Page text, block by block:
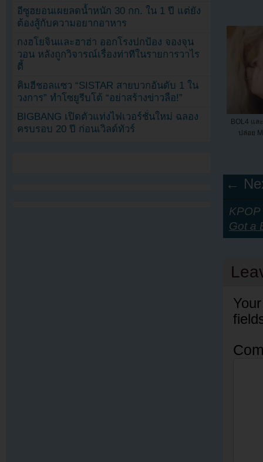
BOL4 แล
ปล่อย
←
Got a
อีซูฮยอนเผยลดน้ำหนัก 30 กก. ใน 1 ปี แต่ยัง
ต้องสู้กับความอยากอาหาร
กงฮโยจินและฮาฮ่า ออกโรงปกป้อง จองจุน
วอน หลังถูกวิจารณ์เรื่องท่าทีในรายการวาไร
ตี้
คิมฮีชอลแซว “SISTAR สายบวกอันดับ 1 ใน
วงการ” ทำโซยูรีบโต้ “อย่าสร้างข่าวลือ!”
BIGBANG เปิดตัวแท่งไฟเวอร์ชั่นใหม่ ฉลอง
ครบรอบ 20 ปี ก่อนเวิลด์ทัวร์